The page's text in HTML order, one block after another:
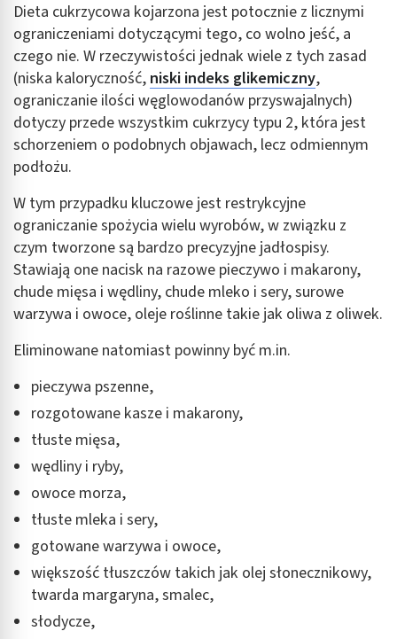
Dieta cukrzycowa kojarzona jest potocznie z licznymi
ograniczeniami dotyczącymi tego, co wolno jeść, a
czego nie. W rzeczywistości jednak wiele z tych zasad
(niska kaloryczność, niski indeks glikemiczny,
ograniczanie ilości węglowodanów przyswajalnych)
dotyczy przede wszystkim cukrzycy typu 2, która jest
schorzeniem o podobnych objawach, lecz odmiennym
podłożu.
W tym przypadku kluczowe jest restrykcyjne
ograniczanie spożycia wielu wyrobów, w związku z
czym tworzone są bardzo precyzyjne jadłospisy.
Stawiają one nacisk na razowe pieczywo i makarony,
chude mięsa i wędliny, chude mleko i sery, surowe
warzywa i owoce, oleje roślinne takie jak oliwa z oliwek.
Eliminowane natomiast powinny być m.in.
pieczywa pszenne,
rozgotowane kasze i makarony,
tłuste mięsa,
wędliny i ryby,
owoce morza,
tłuste mleka i sery,
gotowane warzywa i owoce,
większość tłuszczów takich jak olej słonecznikowy,
twarda margaryna, smalec,
słodycze,